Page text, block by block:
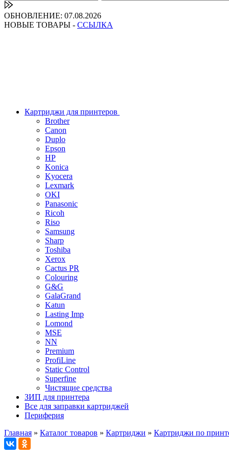
ОБНОВЛЕНИЕ: 07.08.2026
НОВЫЕ ТОВАРЫ - ССЫЛКА
Картриджи для принтеров
Brother
Canon
Duplo
Epson
HP
Konica
Kyocera
Lexmark
OKI
Panasonic
Ricoh
Riso
Samsung
Sharp
Toshiba
Xerox
Cactus PR
Colouring
G&G
GalaGrand
Katun
Lasting Imp
Lomond
MSE
NN
Premium
ProfiLine
Static Control
Superfine
Чистящие средства
ЗИП для принтера
Все для заправки картриджей
Периферия
Главная » Каталог товаров » Картриджи » Картриджи по